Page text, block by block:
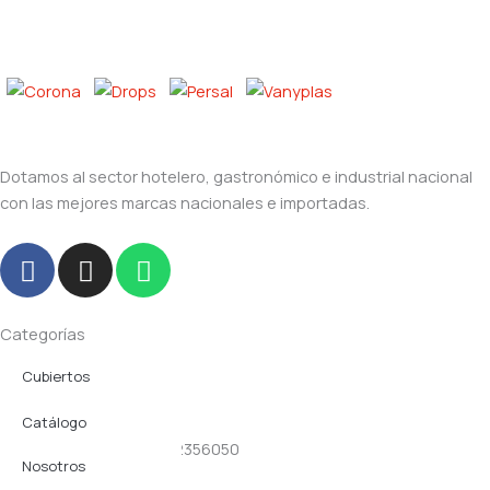
Dotamos al sector hotelero, gastronómico e industrial nacional
con las mejores marcas nacionales e importadas.
F
a
c
e
b
o
o
I
n
s
t
a
g
r
m
W
h
a
Categorías
Cubiertos
Productos plásticos
Servicio Mesa
Navegación
Catálogo
Nosotros
Contacto
(02) 2356357 - (02) 2356050
0991357168